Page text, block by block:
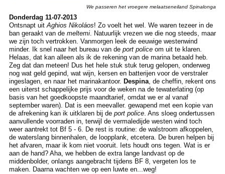
We passeren het vroegere melaatseneiland Spinalonga
Donderdag 11-07-2013
Ontsnapt uitAghios Nikoláos! Zo voelt het wel. We waren tezeer in de
ban geraakt van demeltemi. Natuurlijk vrezen we die nog steeds, maar
we zijn toch vertrokken. Vanmorgen leek de eeuwige westenwind
minder. Ik snel naar het bureau van de port policeom uit te klaren.
Helaas, dat kan alleen als ik de rekening van de marina betaald heb.
Zeg dat dan meteen! Dus het hele stuk stuk terug gelopen, onderweg
nog wat geld gepind, wat wijn, kersen en batterijen voor de verstraler
ingeslagen, en naar het marinakantoor. Despina, de cheffin, rekent ons
een uiterst schappelijke prijs voor de weken na de tewaterlating (op
basis van het goedkoopste maandtarief, omdat we er al vanaf
september waren). Dat is een meevaller. gewapend met een kopie van
de afrekening kan ik uitklaren bij de port police. Ans sloeg ondertussen
aanvullende voorraden in, terwijl de vermaledijde westen wind toch
weer aantrekt tot Bf 5 - 6. De rest is routine: de walstroom afkoppelen,
de waterslang binnenhalen, de loopplank, etcetera. De buren helpen bij
het afvaren, maar ik kom niet vooruit. Iets houdt ons tegen. Wat is er
aan de hand? Aha, we hebben de extra lange landvast op de
middenbolder, onlangs aangebracht tijdens BF 8, vergeten los te
maken. Daarna wachten we op een luwte en...weg!